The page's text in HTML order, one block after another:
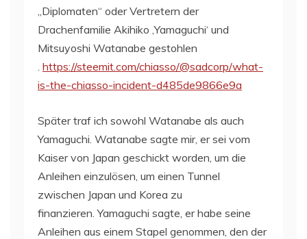
„Diplomaten“ oder Vertretern der
Drachenfamilie Akihiko ‚Yamaguchi‘ und
Mitsuyoshi Watanabe gestohlen
https://steemit.com/chiasso/@sadcorp/what-
is-the-chiasso-incident-d485de9866e9a
Später traf ich sowohl Watanabe als auch
Yamaguchi. Watanabe sagte mir, er sei vom
Kaiser von Japan geschickt worden, um die
Anleihen einzulösen, um einen Tunnel
zwischen Japan und Korea zu
finanzieren. Yamaguchi sagte, er habe seine
Anleihen aus einem Stapel genommen, den der